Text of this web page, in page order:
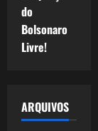
do
Bolsonaro
Livre!
ARQUIVOS